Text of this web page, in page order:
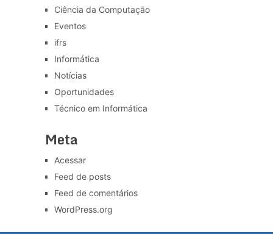
Ciência da Computação
Eventos
ifrs
Informática
Notícias
Oportunidades
Técnico em Informática
Meta
Acessar
Feed de posts
Feed de comentários
WordPress.org